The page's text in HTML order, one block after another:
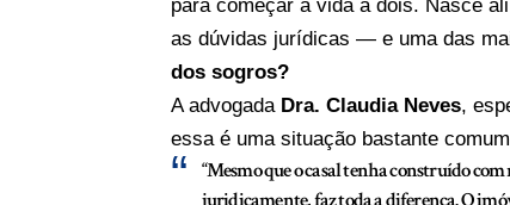
para começar a vida a dois. Nasce
as dúvidas jurídicas — e uma das
dos sogros?
A advogada Dra. Claudia Neves,
essa é uma situação bastante
“Mesmo que o casal tenha construído
juridicamente, faz toda a diferença. O